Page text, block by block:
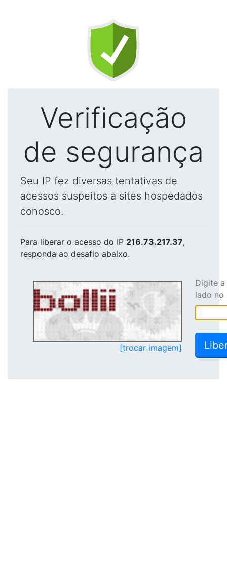
Verificação
de segurança
Seu IP fez diversas tentativas de
acessos suspeitos a sites hospedados
conosco.
Para liberar o acesso do IP 216.73.217.37,
responda ao desafio abaixo.
[trocar imagem]
Digite
lado no